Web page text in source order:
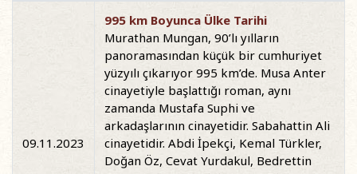
09.11.2023
995 km Boyunca Ülke Tarihi
Murathan Mungan, 90’lı yılların
panoramasından küçük bir cumhuriyet
yüzyılı çıkarıyor 995 km’de. Musa Anter
cinayetiyle başlattığı roman, aynı
zamanda Mustafa Suphi ve
arkadaşlarının cinayetidir. Sabahattin Ali
cinayetidir. Abdi İpekçi, Kemal Türkler,
Doğan Öz, Cevat Yurdakul, Bedrettin